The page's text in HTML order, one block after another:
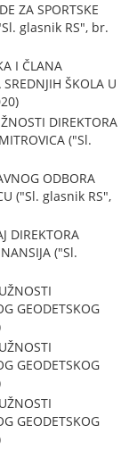
ZA SPORTSKE
glasnik RS", br.
I ČLANA
ŠKOLA U
DIREKTORA
("Sl.
ODBORA
("Sl. glasnik RS",
DIREKTORA
("Sl.
GEODETSKOG
GEODETSKOG
GEODETSKOG